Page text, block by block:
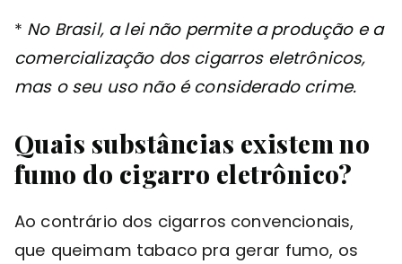
* No Brasil, a lei não permite a produção e a
comercialização dos cigarros eletrônicos,
mas o seu uso não é considerado crime.
Quais substâncias existem no
fumo do cigarro eletrônico?
Ao contrário dos cigarros convencionais,
que queimam tabaco pra gerar fumo, os